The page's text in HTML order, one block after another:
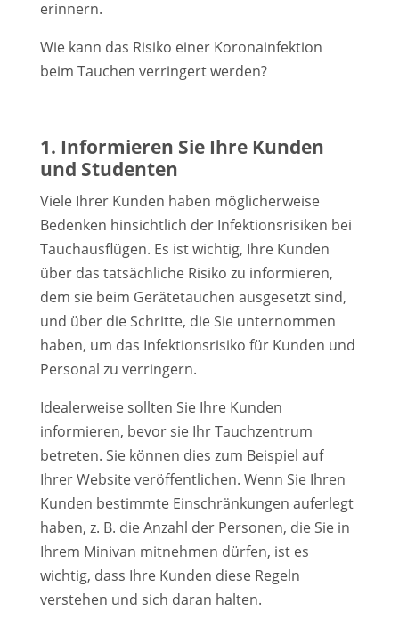
erinnern.
Wie kann das Risiko einer Koronainfektion
beim Tauchen verringert werden?
1. Informieren Sie Ihre Kunden
und Studenten
Viele Ihrer Kunden haben möglicherweise
Bedenken hinsichtlich der Infektionsrisiken bei
Tauchausflügen. Es ist wichtig, Ihre Kunden
über das tatsächliche Risiko zu informieren,
dem sie beim Gerätetauchen ausgesetzt sind,
und über die Schritte, die Sie unternommen
haben, um das Infektionsrisiko für Kunden und
Personal zu verringern.
Idealerweise sollten Sie Ihre Kunden
informieren, bevor sie Ihr Tauchzentrum
betreten. Sie können dies zum Beispiel auf
Ihrer Website veröffentlichen. Wenn Sie Ihren
Kunden bestimmte Einschränkungen auferlegt
haben, z. B. die Anzahl der Personen, die Sie in
Ihrem Minivan mitnehmen dürfen, ist es
wichtig, dass Ihre Kunden diese Regeln
verstehen und sich daran halten.